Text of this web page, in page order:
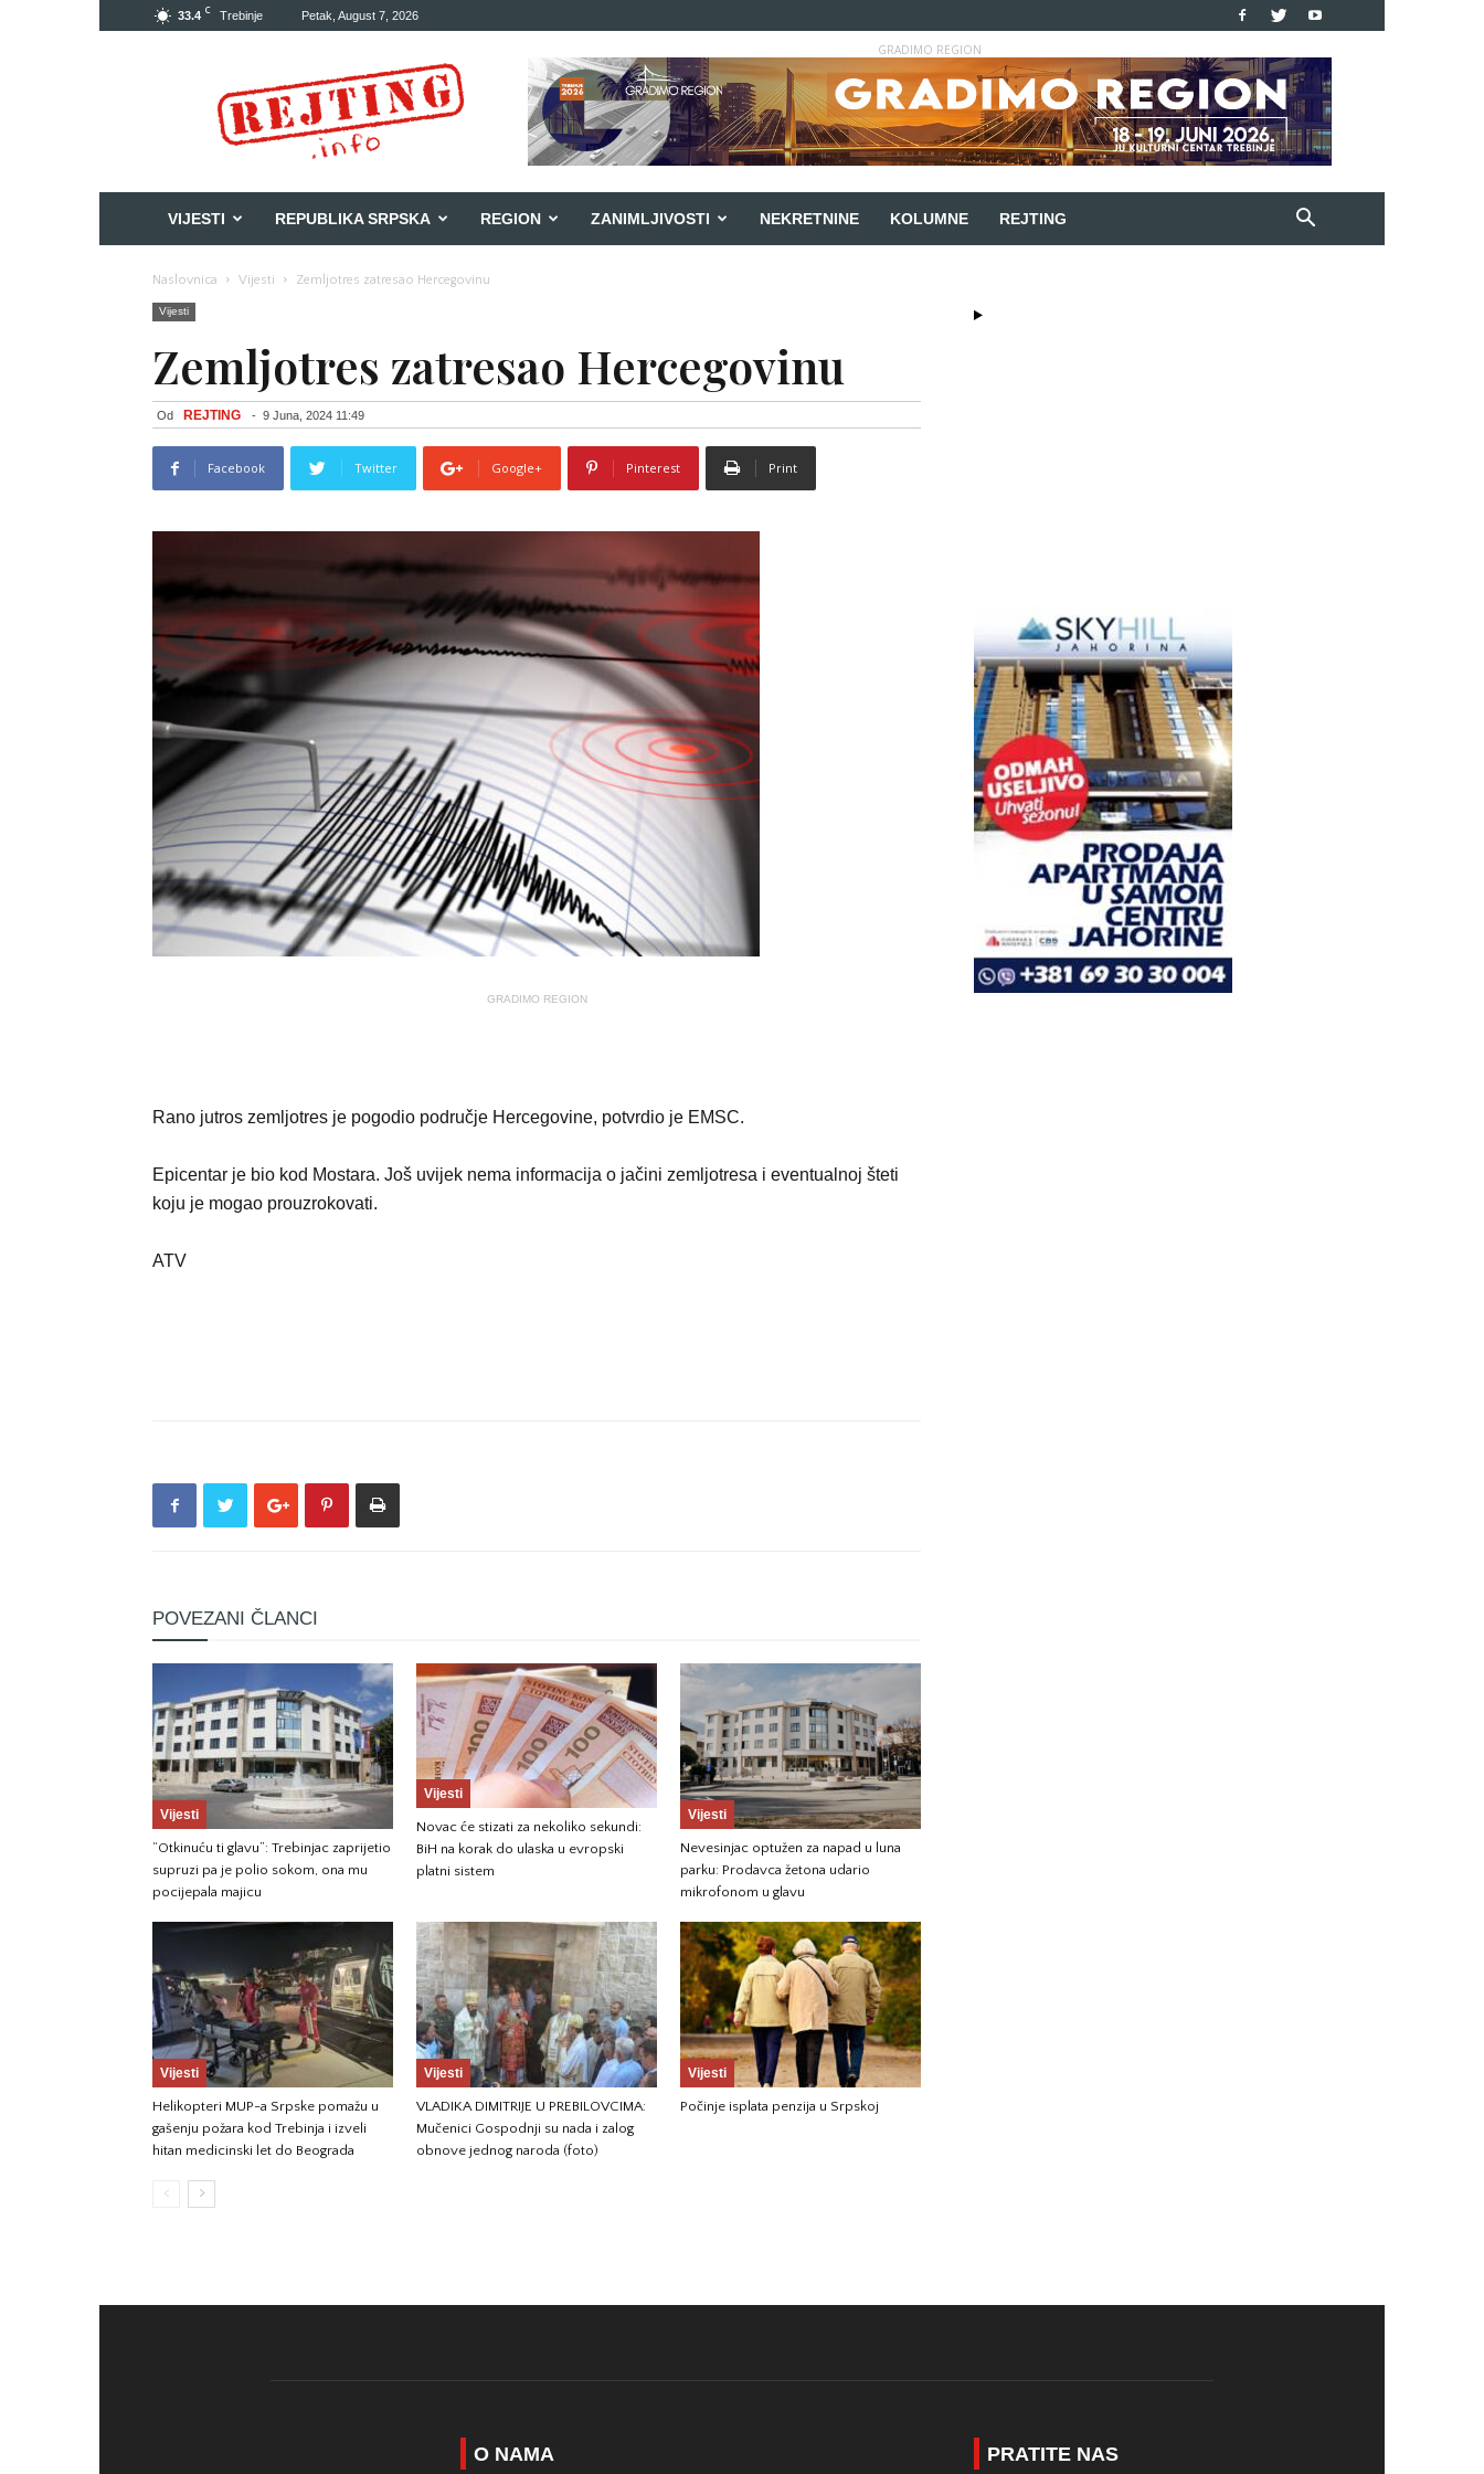
33.4 C Trebinje Petak, August 7, 2026
GRADIMO REGION
VIJESTI REPUBLIKA SRPSKA REGION ZANIMLJIVOSTI NEKRETNINE KOLUMNE REJTING
Naslovnica Vijesti Zemljotres zatresao Hercegovinu
Vijesti
Zemljotres zatresao Hercegovinu
Od REJTING - 9 Juna, 2024 11:49
Facebook Twitter Google+ Pinterest Print
GRADIMO REGION
Rano jutros zemljotres je pogodio područje Hercegovine, potvrdio je EMSC.
Epicentar je bio kod Mostara. Još uvijek nema informacija o jačini zemljotresa i eventualnoj šteti
koju je mogao prouzrokovati.
ATV
POVEZANI ČLANCI
Vijesti
“Otkinuću ti glavu”: Trebinjac zaprijetio
supruzi pa je polio sokom, ona mu
pocijepala majicu
Vijesti
Novac će stizati za nekoliko sekundi:
BiH na korak do ulaska u evropski
platni sistem
Vijesti
Nevesinjac optužen za napad u luna
parku: Prodavca žetona udario
mikrofonom u glavu
Vijesti
Helikopteri MUP-a Srpske pomažu u
gašenju požara kod Trebinja i izveli
hitan medicinski let do Beograda
Vijesti
VLADIKA DIMITRIJE U PREBILOVCIMA:
Mučenici Gospodnji su nada i zalog
obnove jednog naroda (foto)
Vijesti
Počinje isplata penzija u Srpskoj
O NAMA PRATITE NAS